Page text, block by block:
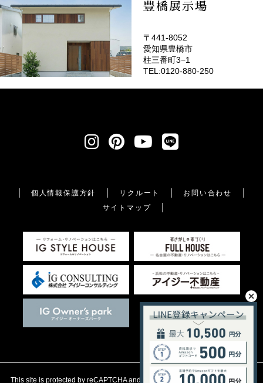
豊橋展示場
〒441-8052
愛知県豊橋市
柱三番町3−1
TEL:0120-880-250
個人情報保護方針 リクルート
お問い合わせ
サイトマップ
This site is protected by reCAPTCHA and the Google